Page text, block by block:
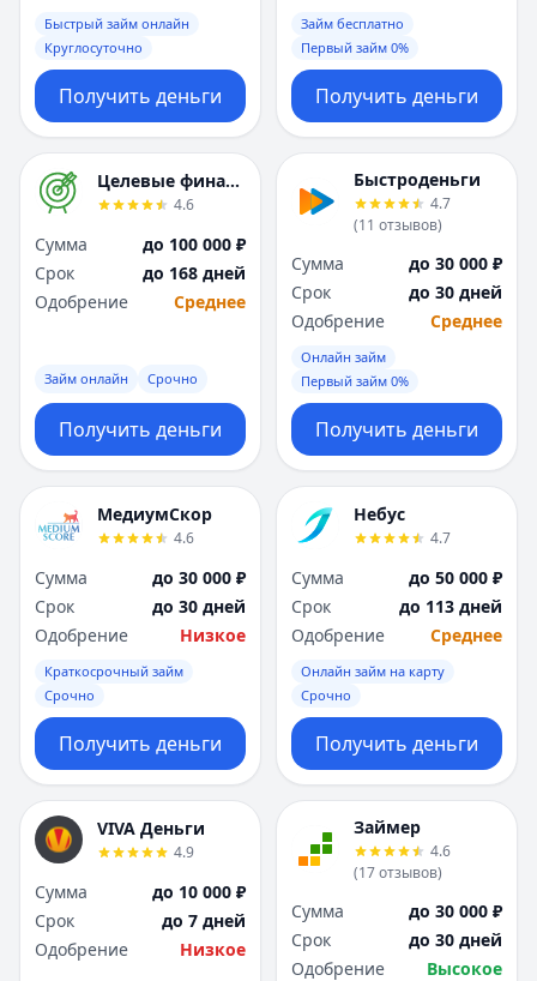
Быстрый займ онлайн
Круглосуточно
Получить деньги
Займ бесплатно
Первый займ 0%
Получить деньги
Целевые финансы
4.6
Сумма
до 100 000 ₽
Срок
до 168 дней
Одобрение
Среднее
Займ онлайн Срочно
Получить деньги
Быстроденьги
4.7
(11 отзывов)
Сумма
до 30 000 ₽
Срок
до 30 дней
Одобрение
Среднее
Онлайн займ
Первый займ 0%
Получить деньги
МедиумСкор
4.6
Сумма
до 30 000 ₽
Срок
до 30 дней
Одобрение
Низкое
Краткосрочный займ
Срочно
Получить деньги
Небус
4.7
Сумма
до 50 000 ₽
Срок
до 113 дней
Одобрение
Среднее
Онлайн займ на карту
Срочно
Получить деньги
VIVA Деньги
4.9
Сумма
до 10 000 ₽
Срок
до 7 дней
Одобрение
Низкое
Займер
4.6
(17отзывов)
Сумма
до 30 000 ₽
Срок
до 30 дней
Одобрение
Высокое